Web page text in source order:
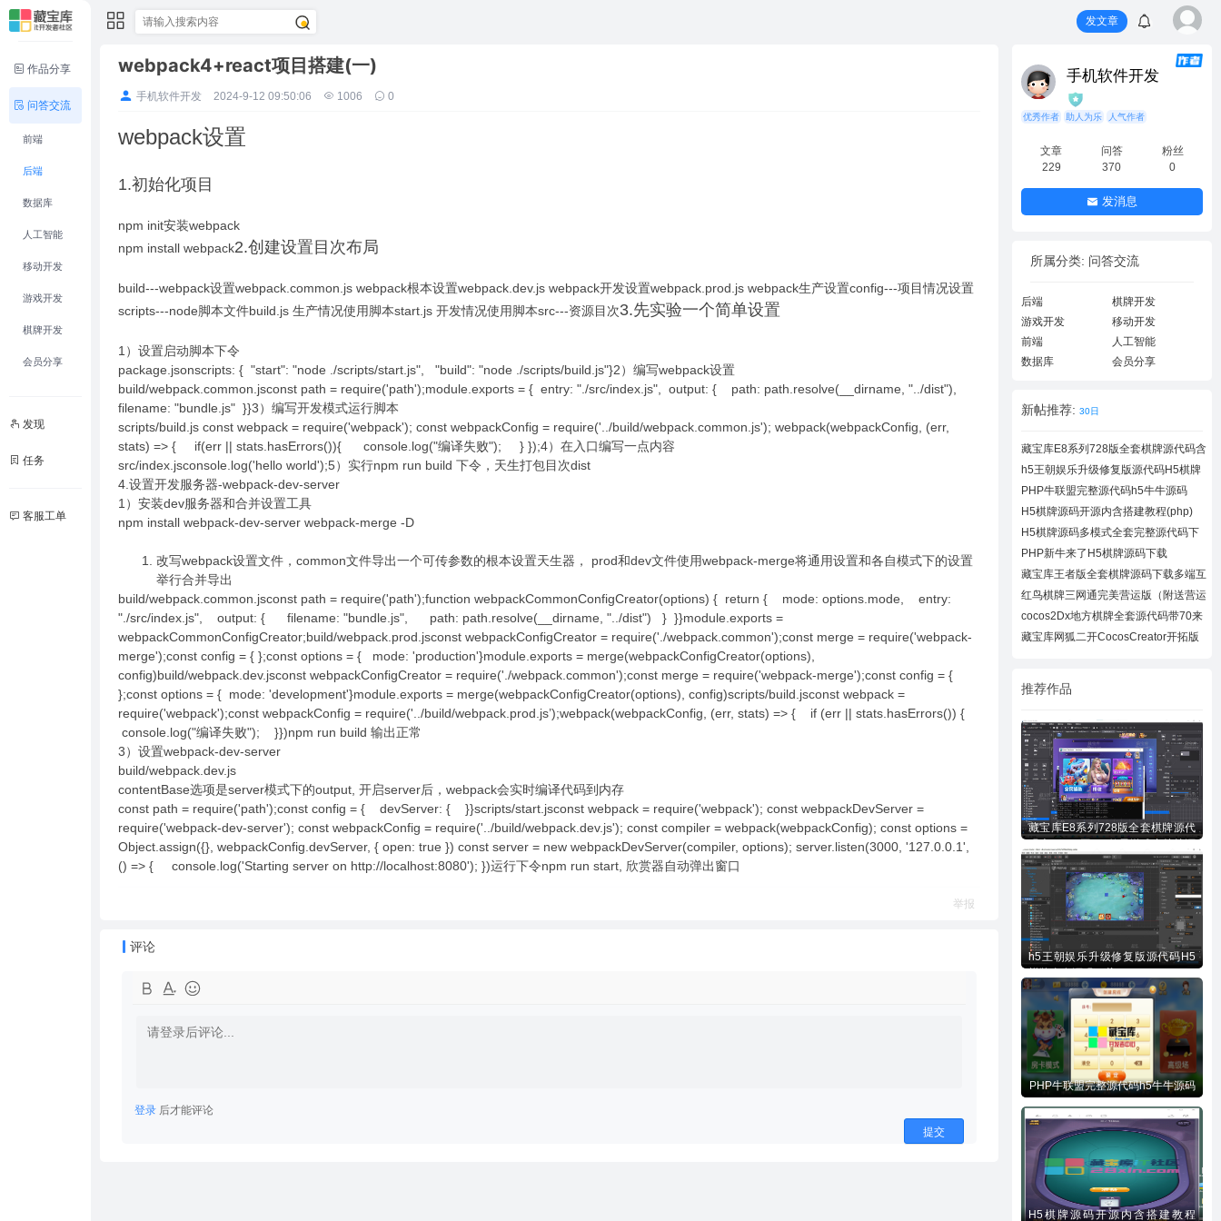
作品分享
问答交流
前端
后端
数据库
人工智能
移动开发
游戏开发
棋牌开发
会员分享
发现
任务
客服工单
发文章
webpack4+react项目搭建(一)
手机软件开发 2024-9-12 09:50:06 1006 0
webpack设置
1.初始化项目
npm init安装webpack
npm install webpack2.创建设置目次布局
build---webpack设置webpack.common.js webpack根本设置webpack.dev.js webpack开发设置webpack.prod.js webpack生产设置config---项目情况设置
scripts---node脚本文件build.js 生产情况使用脚本start.js 开发情况使用脚本src---资源目次3.先实验一个简单设置
1）设置启动脚本下令
package.jsonscripts: { "start": "node ./scripts/start.js", "build": "node ./scripts/build.js"}2）编写webpack设置
build/webpack.common.jsconst path = require('path');module.exports = { entry: "./src/index.js", output: { path: path.resolve(__dirname, "../dist"),
filename: "bundle.js" }}3）编写开发模式运行脚本
scripts/build.js const webpack = require('webpack'); const webpackConfig = require('../build/webpack.common.js'); webpack(webpackConfig, (err,
stats) => { if(err || stats.hasErrors()){ console.log("编译失败"); } });4）在入口编写一点内容
src/index.jsconsole.log('hello world');5）实行npm run build 下令，天生打包目次dist
4.设置开发服务器-webpack-dev-server
1）安装dev服务器和合并设置工具
npm install webpack-dev-server webpack-merge -D
改写webpack设置文件，common文件导出一个可传参数的根本设置天生器， prod和dev文件使用webpack-merge将通用设置和各自模式下的设置
举行合并导出
build/webpack.common.jsconst path = require('path');function webpackCommonConfigCreator(options) { return { mode: options.mode, entry:
"./src/index.js", output: { filename: "bundle.js", path: path.resolve(__dirname, "../dist") } }}module.exports =
webpackCommonConfigCreator;build/webpack.prod.jsconst webpackConfigCreator = require('./webpack.common');const merge = require('webpack-
merge');const config = { };const options = { mode: 'production'}module.exports = merge(webpackConfigCreator(options),
config)build/webpack.dev.jsconst webpackConfigCreator = require('./webpack.common');const merge = require('webpack-merge');const config = {
};const options = { mode: 'development'}module.exports = merge(webpackConfigCreator(options), config)scripts/build.jsconst webpack =
require('webpack');const webpackConfig = require('../build/webpack.prod.js’);webpack(webpackConfig, (err, stats) => { if (err || stats.hasErrors()) {
console.log("编译失败"); }})npm run build 输出正常
3）设置webpack-dev-server
build/webpack.dev.js
contentBase选项是server模式下的output, 开启server后，webpack会实时编译代码到内存
const path = require('path');const config = { devServer: { }}scripts/start.jsconst webpack = require('webpack'); const webpackDevServer =
require('webpack-dev-server'); const webpackConfig = require('../build/webpack.dev.js'); const compiler = webpack(webpackConfig); const options =
Object.assign({}, webpackConfig.devServer, { open: true }) const server = new webpackDevServer(compiler, options); server.listen(3000, '127.0.0.1',
() => { console.log('Starting server on http://localhost:8080'); })运行下令npm run start, 欣赏器自动弹出窗口
举报
评论
登录 后才能评论
提交
手机软件开发
优秀作者 助人为乐 人气作者
文章
229
问答
370
粉丝
0
发消息
所属分类: 问答交流
后端
棋牌开发
游戏开发
移动开发
前端
人工智能
数据库
会员分享
新帖推荐: 30日
藏宝库E8系列728版全套棋牌源代码含
728UI工
h5王朝娱乐升级修复版源代码H5棋牌
全套源码
PHP牛联盟完整源代码h5牛牛源码
H5棋牌源码开源内含搭建教程(php)
H5棋牌源码多模式全套完整源代码下
载
PHP新牛来了H5棋牌源码下载
藏宝库王者版全套棋牌源码下载多端互
通棋牌
红鸟棋牌三网通完美营运版（附送营运
教程）
cocos2Dx地方棋牌全套源代码带70来
款子游戏
藏宝库网狐二开CocosCreator开拓版
推荐作品
藏宝库E8系列728版全套棋牌源代
码下载
h5王朝娱乐升级修复版源代码H5
PHP牛联盟完整源代码h5牛牛源码
H5棋牌源码开源内含搭建教程